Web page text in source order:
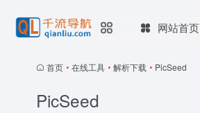
网站首页
首页 • 在线工具 • 解析下载 • PicSeed
PicSeed